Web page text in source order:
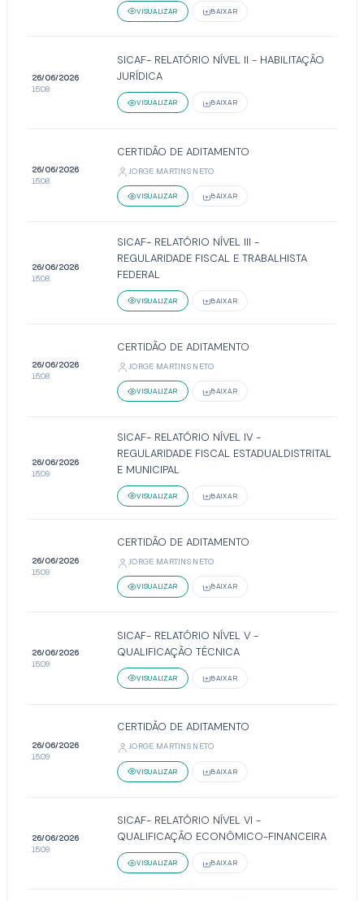
VISUALIZAR BAIXAR
26/06/2026
15:08
SICAF- RELATÓRIO NÍVEL II - HABILITAÇÃO
JURÍDICA
VISUALIZAR BAIXAR
26/06/2026
15:08
CERTIDÃO DE ADITAMENTO
JORGE MARTINS NETO
VISUALIZAR BAIXAR
26/06/2026
15:08
SICAF- RELATÓRIO NÍVEL III -
REGULARIDADE FISCAL E TRABALHISTA
FEDERAL
VISUALIZAR BAIXAR
26/06/2026
15:08
CERTIDÃO DE ADITAMENTO
JORGE MARTINS NETO
VISUALIZAR BAIXAR
26/06/2026
15:09
SICAF- RELATÓRIO NÍVEL IV -
REGULARIDADE FISCAL ESTADUALDISTRITAL
E MUNICIPAL
VISUALIZAR BAIXAR
26/06/2026
15:09
CERTIDÃO DE ADITAMENTO
JORGE MARTINS NETO
VISUALIZAR BAIXAR
26/06/2026
15:09
SICAF- RELATÓRIO NÍVEL V -
QUALIFICAÇÃO TÉCNICA
VISUALIZAR BAIXAR
26/06/2026
15:09
CERTIDÃO DE ADITAMENTO
JORGE MARTINS NETO
VISUALIZAR BAIXAR
26/06/2026
15:09
SICAF- RELATÓRIO NÍVEL VI -
QUALIFICAÇÃO ECONÔMICO-FINANCEIRA
VISUALIZAR BAIXAR